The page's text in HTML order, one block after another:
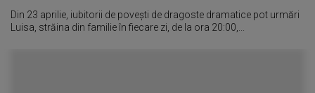
Din 23 aprilie, iubitorii de povești de dragoste dramatice pot urmări
Luisa, străina din familie în fiecare zi, de la ora 20:00,...